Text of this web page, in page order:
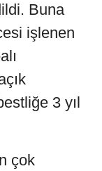
Buna
işlenen
3 yıl
çok